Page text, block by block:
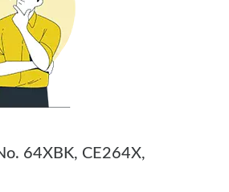
64XBK, CE264X,